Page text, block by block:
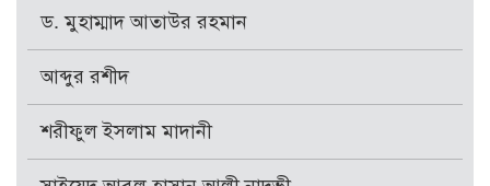
ড. মুহাম্মাদ আতাউর রহমান
আব্দুর রশীদ
শরীফুল ইসলাম মাদানী